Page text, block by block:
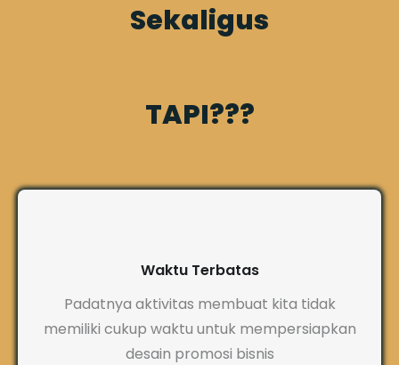
Sekaligus
TAPI???
Waktu Terbatas
Padatnya aktivitas membuat kita tidak
memiliki cukup waktu untuk mempersiapkan
desain promosi bisnis